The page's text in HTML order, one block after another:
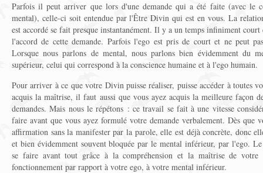
Parfois il peut arriver que lors d'une demande qui a été faite (avec le
mental), celle-ci soit entendue par l'Être Divin qui est en vous. La
est accordé se fait presque instantanément. Il y a un temps infiniment
l'accord de cette demande. Parfois l'ego est pris de court et ne peut
Lorsque nous parlons de mental, nous parlons bien évidemment du
supérieur, celui qui correspond à la conscience humaine et à l'ego humain.
Pour arriver à ce que votre Divin puisse réaliser, puisse accéder à toutes
acquis la maîtrise, il faut aussi que vous ayez acquis la meilleure façon
demandes. Mais nous le répétons : ce travail se fait à une vitesse
faire avant que vous ayez formulé votre demande verbalement. Dès que
affirmation sans la manifester par la parole, elle est déjà concrète, donc
et bien évidemment souvent bloquée par le mental inférieur, par l'ego.
se faire avant tout grâce à la compréhension et la maîtrise de votre
fonctionnement par rapport à votre ego, à votre mental inférieur.